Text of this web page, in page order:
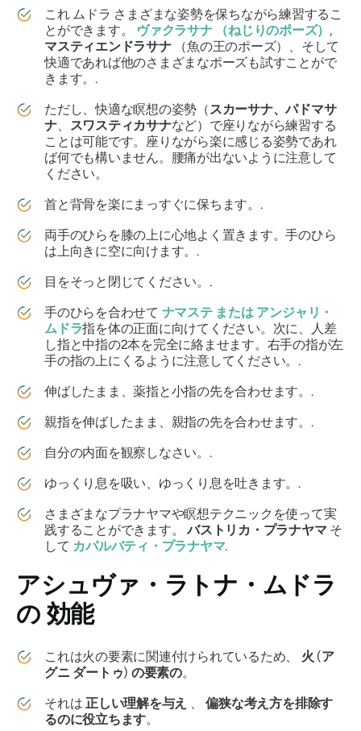
これ ムドラ さまざまな姿勢を保ちながら練習するこ
とができます。
ヴァクラサナ（ねじりのポーズ） ,
マスティエンドラサナ（魚の王のポーズ）、そして
快適であれば他のさまざまなポーズも試すことがで
きます。.
ただし、快適な瞑想の姿勢（スカーサナ、パドマサ
ナ、 スワスティカサナなど）で座りながら練習する
ことは可能です。座りながら楽に感じる姿勢であれ
ば何でも構いません。腰痛が出ないように注意して
ください。
首と背骨を楽にまっすぐに保ちます。.
両手のひらを膝の上に心地よく置きます。手のひら
は上向きに空に向けます。.
目をそっと閉じてください。.
手のひらを合わせて ナマステまたは アンジャリ・
ムドラ指を体の正面に向けてください。次に、人差
し指と中指の2本を完全に絡ませます。右手の指が左
手の指の上にくるように注意してください。.
伸ばしたまま、薬指と小指の先を合わせます。.
親指を伸ばしたまま、親指の先を合わせます。.
自分の内面を観察しなさい。.
ゆっくり息を吸い、ゆっくり息を吐きます。.
さまざまなプラナヤマや瞑想テクニックを使って実
践することができます。バストリカ・プラナヤマ そ
して カパルバティ・プラナヤマ.
アシュヴァ・ラトナ・ムドラ
の 効能
これは火の要素に関連付けられているため、 火 (ア
グニ ダートゥ) の要素の。
それは正しい理解を与え 、偏狭な考え方を排除す
るのに役立ちます。